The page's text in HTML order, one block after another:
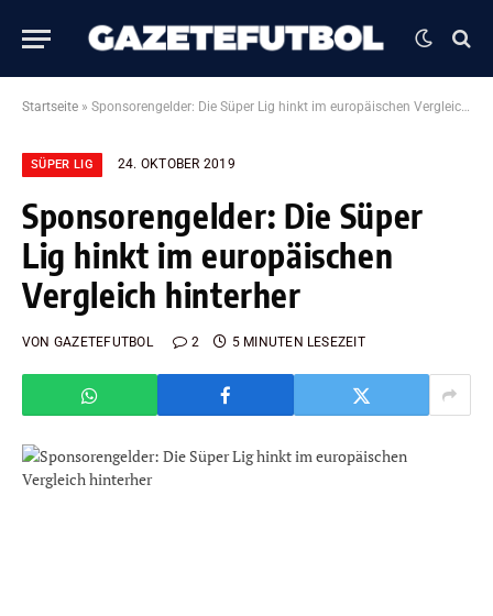
Startseite » Sponsorengelder: Die Süper Lig hinkt im europäischen Vergleich hinterher
SÜPER LIG 24. OKTOBER 2019
Sponsorengelder: Die Süper
Lig hinkt im europäischen
Vergleich hinterher
VON GAZETEFUTBOL 2 5 MINUTEN LESEZEIT